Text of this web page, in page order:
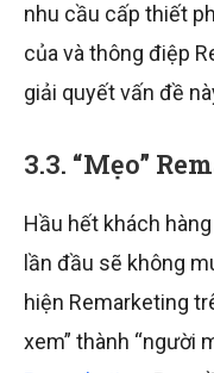
nhu cầu cấp thiết
của và thông điệp
giải quyết vấn đề
3.3. “Mẹo”
Hầu hết khách
lần đầu sẽ không
hiện Remarketing
xem” thành “người